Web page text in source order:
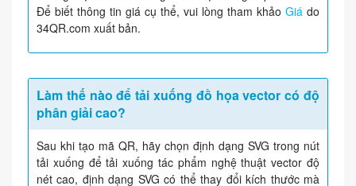
Để biết thông tin giá cụ thể, vui lòng tham khảo Giá do
34QR.com xuất bản.
Làm thế nào để tải xuống đồ họa vector có độ
phân giải cao?
Sau khi tạo mã QR, hãy chọn định dạng SVG trong nút
tải xuống để tải xuống tác phẩm nghệ thuật vector độ
nét cao, định dạng SVG có thể thay đổi kích thước mà